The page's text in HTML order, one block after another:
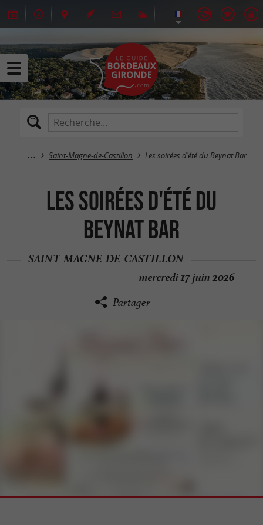
Saint-Magne-de-Castillon Les soirées d'été du Beynat Bar
Les soirées d'été du
Beynat Bar
SAINT-MAGNE-DE-CASTILLON
mercredi 17 juin 2026
Partager